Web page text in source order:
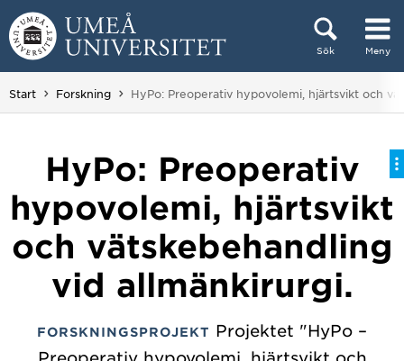
Hoppa direkt till innehållet
Sök Meny
Huvudmenyn dold.
Start Forskning Du är här:
HyPo: Preoperativ hypovolemi, hjärtsvikt och
HyPo: Preoperativ
hypovolemi, hjärtsvikt
och vätskebehandling
vid allmänkirurgi.
FORSKNINGSPROJEKT Projektet "HyPo –
Preoperativ hypovolemi, hjärtsvikt och